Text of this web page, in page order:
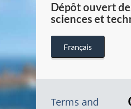
Dépôt ouvert
sciences et
Français
Terms and